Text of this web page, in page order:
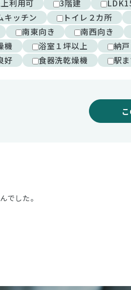
利用可 3階建
キッチン
トイレ２カ所
南東向き 南西向き
機
浴室１坪以上 納戸
好
食器洗乾燥機 駅
でした。